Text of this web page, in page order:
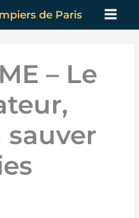
de Paris
– Le
sauver